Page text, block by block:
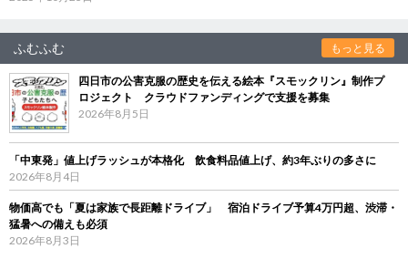
ふむふむ もっと見る
四日市の公害克服の歴史を伝える絵本『スモックリン』制作プ
ロジェクト クラウドファンディングで支援を募集
2026年8月5日
「中東発」値上げラッシュが本格化 飲食料品値上げ、約3年ぶりの多さに
2026年8月4日
物価高でも「夏は家族で長距離ドライブ」 宿泊ドライブ予算4万円超、渋滞・
猛暑への備えも必須
2026年8月3日